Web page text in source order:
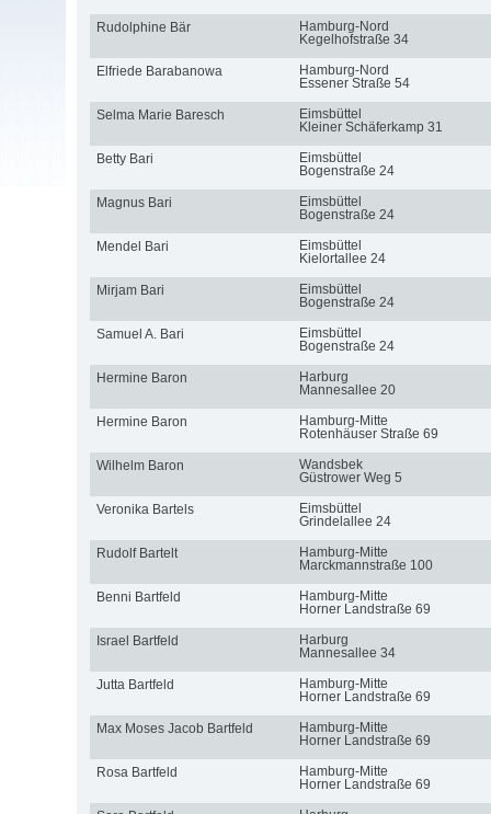
Rudolphine Bär
Hamburg-Nord
Kegelhofstraße 34
Elfriede Barabanowa
Hamburg-Nord
Essener Straße 54
Selma Marie Baresch
Eimsbüttel
Kleiner Schäferkamp 31
Betty Bari
Eimsbüttel
Bogenstraße 24
Magnus Bari
Eimsbüttel
Bogenstraße 24
Mendel Bari
Eimsbüttel
Kielortallee 24
Mirjam Bari
Eimsbüttel
Bogenstraße 24
Samuel A. Bari
Eimsbüttel
Bogenstraße 24
Hermine Baron
Harburg
Mannesallee 20
Hermine Baron
Hamburg-Mitte
Rotenhäuser Straße 69
Wilhelm Baron
Wandsbek
Güstrower Weg 5
Veronika Bartels
Eimsbüttel
Grindelallee 24
Rudolf Bartelt
Hamburg-Mitte
Marckmannstraße 100
Benni Bartfeld
Hamburg-Mitte
Horner Landstraße 69
Israel Bartfeld
Harburg
Mannesallee 34
Jutta Bartfeld
Hamburg-Mitte
Horner Landstraße 69
Max Moses Jacob Bartfeld
Hamburg-Mitte
Horner Landstraße 69
Rosa Bartfeld
Hamburg-Mitte
Horner Landstraße 69